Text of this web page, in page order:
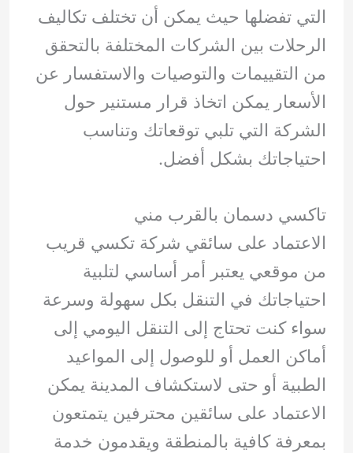
التي تفضلها حيث يمكن أن تختلف تكاليف
الرحلات بين الشركات المختلفة بالتحقق
من التقييمات والتوصيات والاستفسار عن
الأسعار يمكن اتخاذ قرار مستنير حول
الشركة التي تلبي توقعاتك وتناسب
احتياجاتك بشكل أفضل.
تاكسي دسمان بالقرب مني
الاعتماد على سائقي شركة تكسي قريب
من موقعي يعتبر أمر أساسي لتلبية
احتياجاتك في التنقل بكل سهولة وسرعة
سواء كنت تحتاج إلى التنقل اليومي إلى
أماكن العمل أو للوصول إلى المواعيد
الطبية أو حتى لاستكشاف المدينة يمكن
الاعتماد على سائقين محترفين يتمتعون
بمعرفة كافية بالمنطقة ويقدمون خدمة